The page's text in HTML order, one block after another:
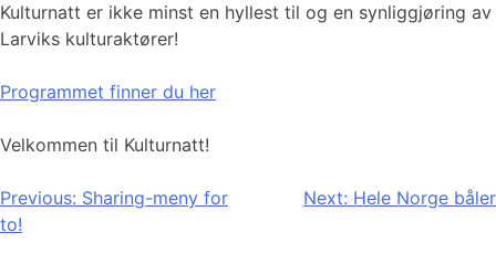
Kulturnatt er ikke minst en hyllest til og en synliggjøring av
Larviks kulturaktører!
Programmet finner du her
Velkommen til Kulturnatt!
Innleggsnavigasjon
Previous: Sharing-meny for
to!
Next: Hele Norge båler